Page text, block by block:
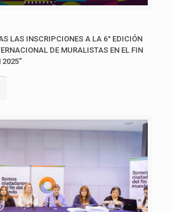
LAS INSCRIPCIONES A LA 6° EDICIÓN
DE MURALISTAS EN EL FIN
2025”